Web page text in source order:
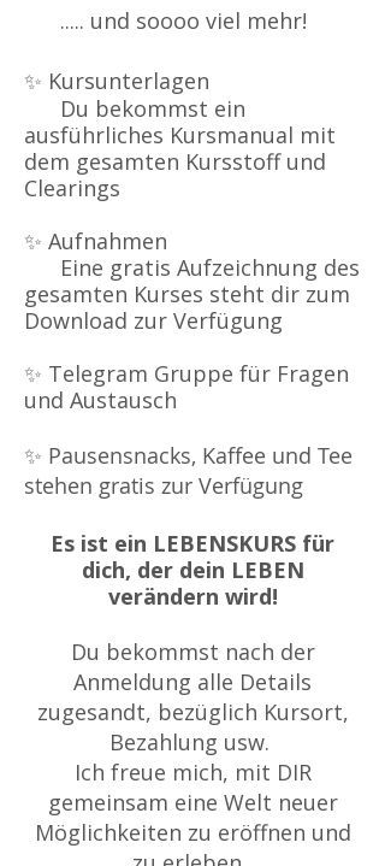
..... und soooo viel mehr!
✨ Kursunterlagen
Du bekommst ein
ausführliches Kursmanual mit
dem gesamten Kursstoff und
Clearings
✨ Aufnahmen
Eine gratis Aufzeichnung des
gesamten Kurses steht dir zum
Download zur Verfügung
✨ Telegram Gruppe für Fragen
und Austausch
✨ Pausensnacks, Kaffee und Tee
stehen gratis zur Verfügung
Es ist ein LEBENSKURS für
dich, der dein LEBEN
verändern wird!
Du bekommst nach der
Anmeldung alle Details
zugesandt, bezüglich Kursort,
Bezahlung usw.
Ich freue mich, mit DIR
gemeinsam eine Welt neuer
Möglichkeiten zu eröffnen und